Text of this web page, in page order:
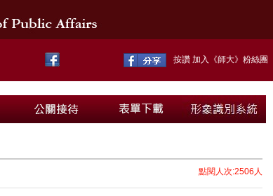
按讚 加入《師大》粉絲團
點閱人次:2506人